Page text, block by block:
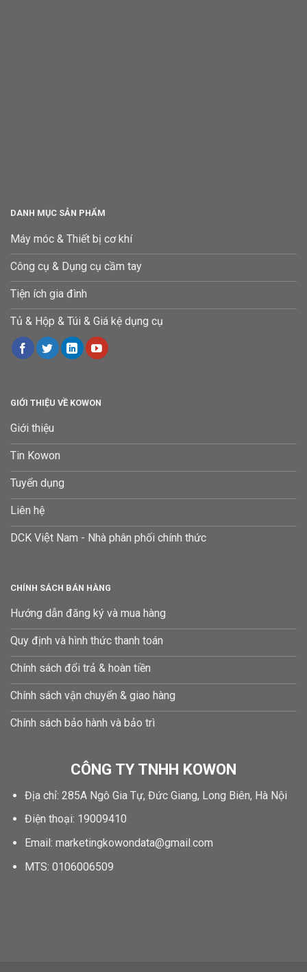
DANH MỤC SẢN PHẨM
Máy móc & Thiết bị cơ khí
Công cụ & Dụng cụ cầm tay
Tiện ích gia đình
Tủ & Hộp & Túi & Giá kệ dụng cụ
GIỚI THIỆU VỀ KOWON
Giới thiệu
Tin Kowon
Tuyển dụng
Liên hệ
DCK Việt Nam - Nhà phân phối chính thức
CHÍNH SÁCH BÁN HÀNG
Hướng dẫn đăng ký và mua hàng
Quy định và hình thức thanh toán
Chính sách đổi trả & hoàn tiền
Chính sách vận chuyển & giao hàng
Chính sách bảo hành và bảo trì
CÔNG TY TNHH KOWON
Địa chỉ: 285A Ngô Gia Tự, Đức Giang, Long Biên, Hà Nội
Điện thoại: 19009410
Email: marketingkowondata@gmail.com
MTS: 0106006509